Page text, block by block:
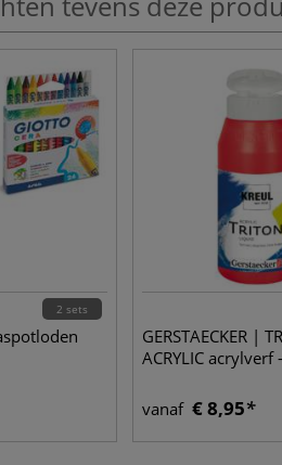
2 sets
GERSTAECKER |
ACRYLIC
vanaf € 8,95